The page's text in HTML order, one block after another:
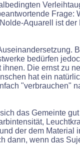
Frage:
Aquarell ist der
bedürfen
Die ernst zu
hat ein
"verbrauchen"
das Gemeinte
der dem Material
dann, wenn das